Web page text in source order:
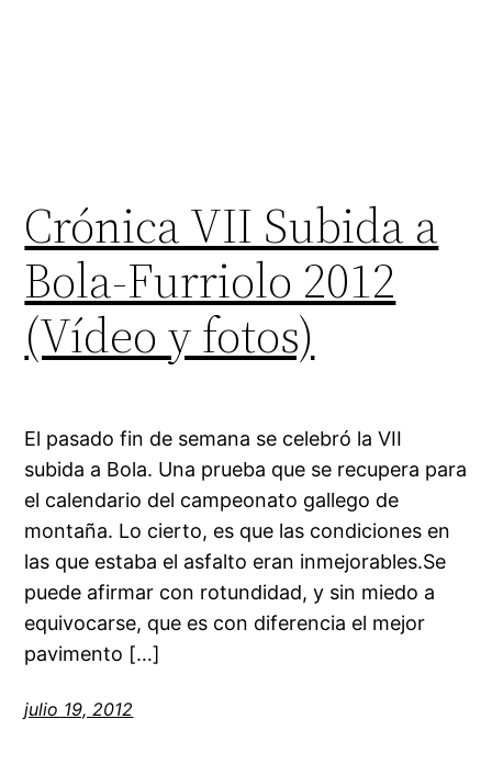
Crónica VII Subida a
Bola-Furriolo 2012
(Vídeo y fotos)
El pasado fin de semana se celebró la VII
subida a Bola. Una prueba que se recupera para
el calendario del campeonato gallego de
montaña. Lo cierto, es que las condiciones en
las que estaba el asfalto eran inmejorables.Se
puede afirmar con rotundidad, y sin miedo a
equivocarse, que es con diferencia el mejor
pavimento […]
julio 19, 2012